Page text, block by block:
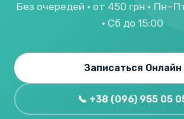
Без очередей · от 450 грн ·
· Сб до 15:00
Записаться Онлайн
📞 +38 (096) 955 05